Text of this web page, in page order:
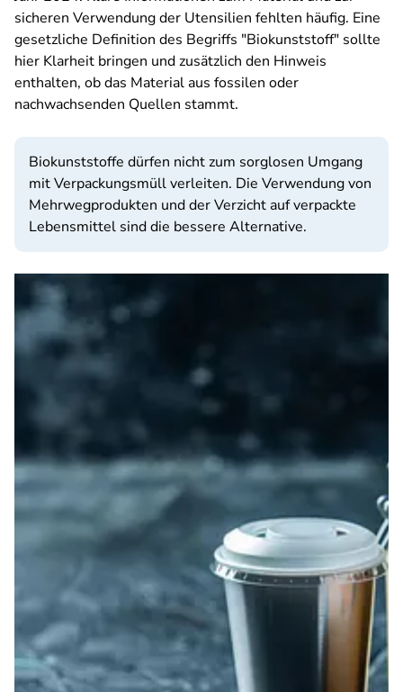
sicheren Verwendung der Utensilien fehlten häufig. Eine
gesetzliche Definition des Begriffs "Biokunststoff" sollte
hier Klarheit bringen und zusätzlich den Hinweis
enthalten, ob das Material aus fossilen oder
nachwachsenden Quellen stammt.
Biokunststoffe dürfen nicht zum sorglosen Umgang
mit Verpackungsmüll verleiten. Die Verwendung von
Mehrwegprodukten und der Verzicht auf verpackte
Lebensmittel sind die bessere Alternative.